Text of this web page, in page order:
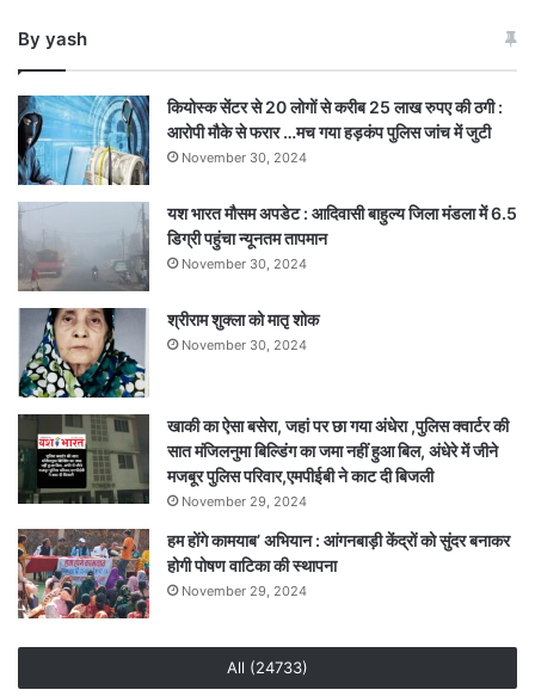
पर
प्रयास
का
केस
दर्ज!
By yash
कियोस्क सेंटर से 20 लोगों से करीब 25 लाख रुपए की ठगी :
आरोपी मौके से फरार …मच गया हड़कंप पुलिस जांच में जुटी
November 30, 2024
यश भारत मौसम अपडेट : आदिवासी बाहुल्य जिला मंडला में 6.5
डिग्री पहुंचा न्यूनतम तापमान
November 30, 2024
श्रीराम शुक्ला को मातृ शोक
November 30, 2024
खाकी का ऐसा बसेरा, जहां पर छा गया अंधेरा ,पुलिस क्वार्टर की
सात मंजिलनुमा बिल्डिंग का जमा नहीं हुआ बिल, अंधेरे में जीने
मजबूर पुलिस परिवार,एमपीईबी ने काट दी बिजली
November 29, 2024
हम होंगे कामयाब’ अभियान : आंगनबाड़ी केंद्रों को सुंदर बनाकर
होगी पोषण वाटिका की स्थापना
November 29, 2024
All (24733)